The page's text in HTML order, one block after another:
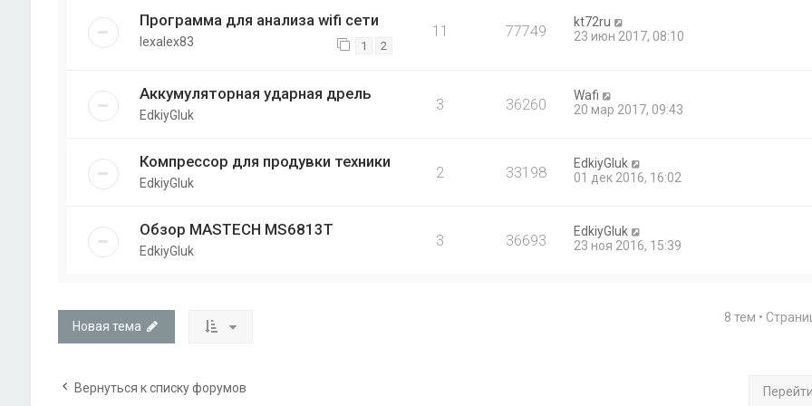
Программа для анализа wifi сети
lexalex83 1 2
11 77749
kt72ru
23 июн 2017, 08:10
Аккумуляторная ударная дрель
EdkiyGluk
3 36260
Wafi
20 мар 2017, 09:43
Компрессор для продувки техники
EdkiyGluk
2 33198
EdkiyGluk
01 дек 2016, 16:02
Обзор MASTECH MS6813T
EdkiyGluk
3 36693
EdkiyGluk
23 ноя 2016, 15:39
Новая тема
8 тем •
Вернуться к списку форумов Перейти